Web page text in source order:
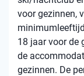
voor gezinnen,
18 jaar voor de
de
gezinnen. De